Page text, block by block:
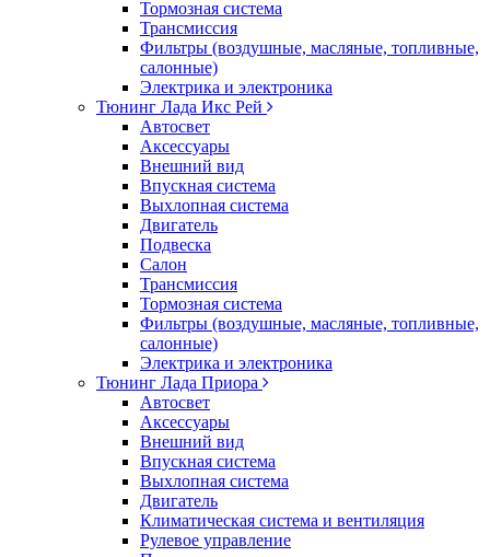
Тормозная система
Трансмиссия
Фильтры (воздушные, масляные, топливные,
салонные)
Электрика и электроника
Тюнинг Лада Икс Рей
Автосвет
Аксессуары
Внешний вид
Впускная система
Выхлопная система
Двигатель
Подвеска
Салон
Трансмиссия
Тормозная система
Фильтры (воздушные, масляные, топливные,
салонные)
Электрика и электроника
Тюнинг Лада Приора
Автосвет
Аксессуары
Внешний вид
Впускная система
Выхлопная система
Двигатель
Климатическая система и вентиляция
Рулевое управление